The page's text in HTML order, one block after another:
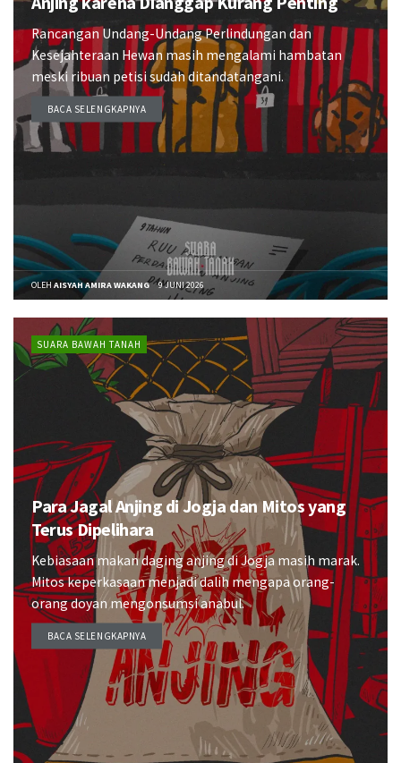
Rancangan Undang-Undang Perlindungan dan
Kesejahteraan Hewan masih mengalami hambatan
meski ribuan petisi sudah ditandatangani.
BACA SELENGKAPNYA DETAILS
OLEH AISYAH AMIRA WAKANG 9 JUNI 2026
SUARA BAWAH TANAH
Para Jagal Anjing di Jogja dan Mitos yang
Terus Dipelihara
Kebiasaan makan daging anjing di Jogja masih marak.
Mitos keperkasaan menjadi dalih mengapa orang-
orang doyan mengonsumsi anabul.
BACA SELENGKAPNYA DETAILS